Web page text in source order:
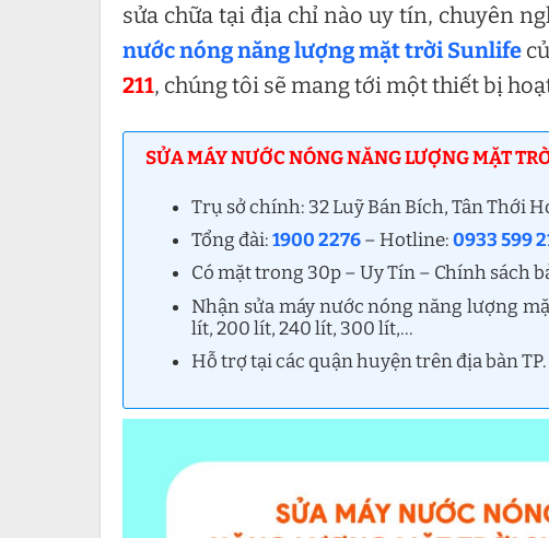
sửa chữa tại địa chỉ nào uy tín, chuyên
nước nóng năng lượng mặt trời Sunlife
211, chúng tôi sẽ mang tới một thiết bị
SỬA MÁY NƯỚC NÓNG NĂNG LƯỢNG MẶT
Trụ sở chính: 32 Luỹ Bán Bích, Tân Thới
Tổng đài:1900 2276– Hotline:0933 599
Có mặt trong 30p – Uy Tín – Chính sách
Nhận sửa máy nước nóng năng lượng
lít, 200 lít, 240 lít, 300 lít,…
Hỗ trợ tại các quận huyện trên địa bàn